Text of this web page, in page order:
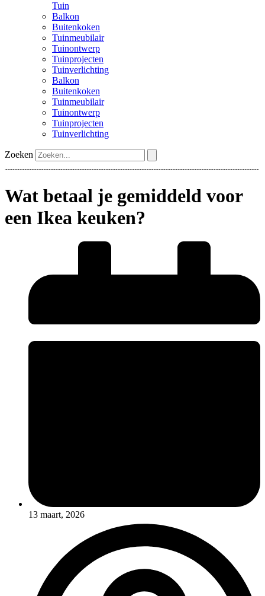
Tuin
Balkon
Buitenkoken
Tuinmeubilair
Tuinontwerp
Tuinprojecten
Tuinverlichting
Balkon
Buitenkoken
Tuinmeubilair
Tuinontwerp
Tuinprojecten
Tuinverlichting
Zoeken
Wat betaal je gemiddeld voor
een Ikea keuken?
13 maart, 2026